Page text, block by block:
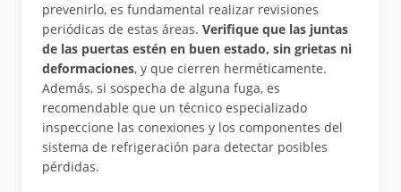
prevenirlo, es fundamental realizar revisiones
periódicas de estas áreas. Verifique que las juntas
de las puertas estén en buen estado, sin grietas ni
deformaciones, y que cierren herméticamente.
Además, si sospecha de alguna fuga, es
recomendable que un técnico especializado
inspeccione las conexiones y los componentes del
sistema de refrigeración para detectar posibles
pérdidas.